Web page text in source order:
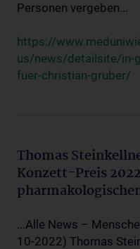
Personen vergeben...
https://
us/news/detailsite/in-
fuer-christian-gruber/
Thomas
Konzett-Preis
...Alle News –
10-2022) Thomas